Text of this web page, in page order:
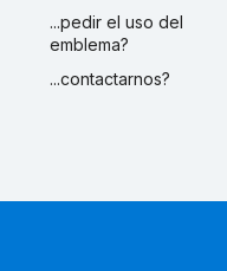
...pedir el uso del
emblema?
...contactarnos?